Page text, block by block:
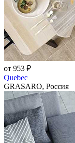
от 953 ₽
Quebec
GRASARO, Россия